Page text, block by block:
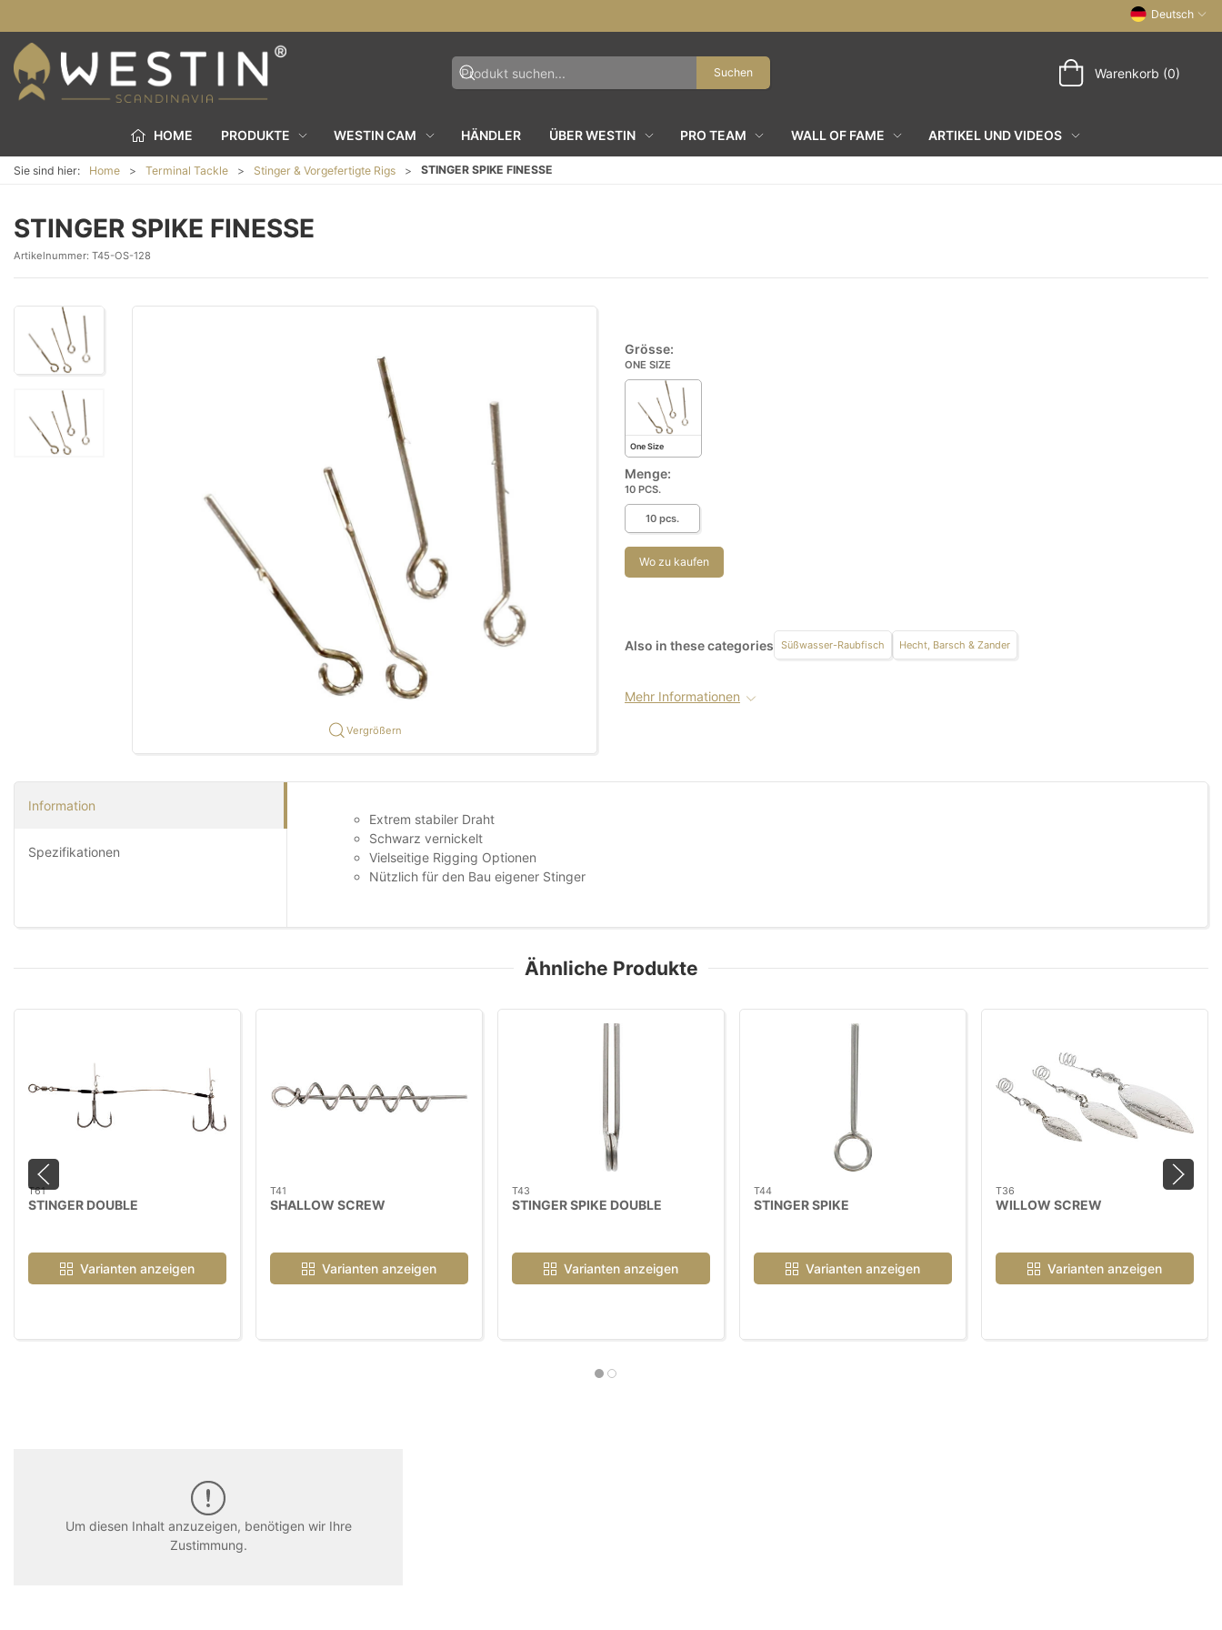
Deutsch
Suchen Warenkorb (0)
HOME PRODUKTE WESTIN CAM HÄNDLER ÜBER WESTIN PRO TEAM WALL OF FAME ARTIKEL UND VIDEOS
Sie sind hier: Home Terminal Tackle Stinger & Vorgefertigte Rigs STINGER SPIKE FINESSE
STINGER SPIKE FINESSE
Artikelnummer: T45-OS-128
Vergrößern
Grösse:
ONE SIZE
One Size
Menge:
10 PCS.
10 pcs.
Wo zu kaufen
Also in these categories Süßwasser-Raubfisch Hecht, Barsch & Zander
Mehr Informationen
Information
Spezifikationen
Extrem stabiler Draht
Schwarz vernickelt
Vielseitige Rigging Optionen
Nützlich für den Bau eigener Stinger
Ähnliche Produkte
T61
STINGER DOUBLE
Varianten anzeigen
T41
SHALLOW SCREW
Varianten anzeigen
T43
STINGER SPIKE DOUBLE
Varianten anzeigen
T44
STINGER SPIKE
Varianten anzeigen
T36
WILLOW SCREW
Varianten anzeigen
Um diesen Inhalt anzuzeigen, benötigen wir Ihre
Zustimmung.